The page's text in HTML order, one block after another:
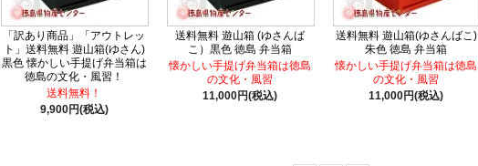
「訳あり商品」「アウトレッ
ト」送料無料 遊山箱(ゆさん)
黒色 懐かしい手提げ弁当箱は
徳島の文化・風習！
送料無料！
9,900円(税込)
送料無料 遊山箱 (ゆさんば
こ）黒色 徳島 弁当箱
懐かしい手提げ弁当箱は徳島
の文化・風習
11,000円(税込)
送料無料 遊山箱(ゆさんばこ)
朱色 徳島 弁当箱
懐かしい手提げ弁当箱は徳島
の文化・風習
11,000円(税込)